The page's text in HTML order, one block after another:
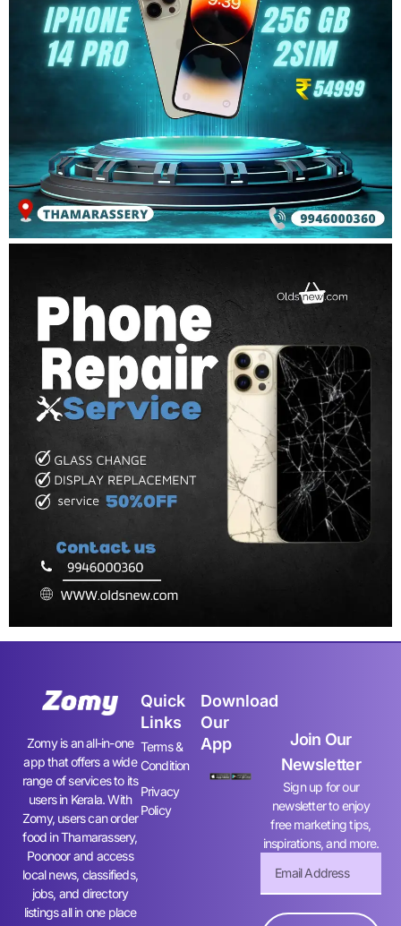
Zomy is an all-in-one
app that offers a wide
range of services to its
users in Kerala. With
Zomy, users can order
food in Thamarassery,
Poonoor and access
local news, classifieds,
jobs, and directory
listings all in one place
Quick
Links
Terms &
Condition
Privacy
Policy
Download
Our
App
Join Our
Newsletter
Sign up for our
newsletter to enjoy
free marketing tips,
inspirations, and more.